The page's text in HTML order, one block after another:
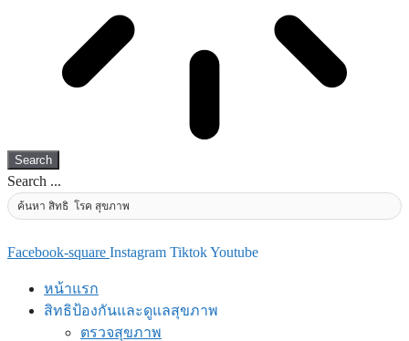
Search
Search ...
Facebook-square Instagram TiktokYoutube
หน้าแรก
สิทธิป้องกันและดูแลสุขภาพ
ตรวจสุขภาพ